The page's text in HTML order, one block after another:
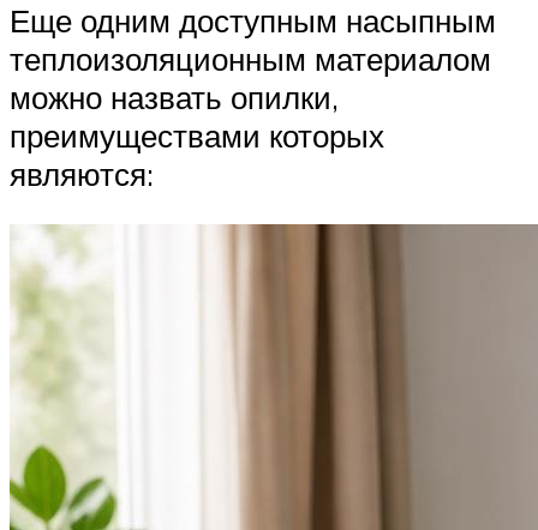
Еще одним доступным насыпным
теплоизоляционным материалом
можно назвать опилки,
преимуществами которых
являются: